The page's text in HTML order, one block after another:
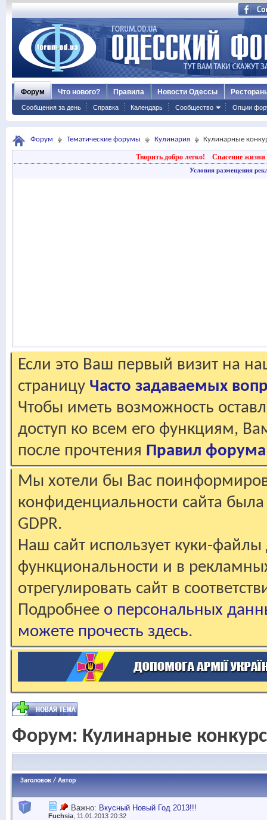
Форум
Сообщения за день Справка Календарь Сообщество Опции
Что нового? Правила Новости Одессы
Форум Тематические форумы Кулинария Кулинарные
Творить добро легко! Спасение жизни
Условия размещения
Если это Ваш первый визит на
страницу Часто задаваемых
Чтобы иметь возможность
доступ ко всем его функциям,
после прочтения Правил форума
Мы хотели бы Вас
конфиденциальности сайта
GDPR.
Наш сайт использует куки-файлы
функциональности и в
отрегулировать сайт в
Подробнее о персональных
можете прочесть здесь.
Форум: Кулинарные
Заголовок / Автор
Важно: Вкусный Новый Год 2013!!!
Fuchsia , 11.01.2013 20:32